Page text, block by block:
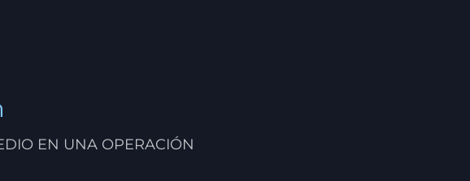
EN UNA OPERACIÓN